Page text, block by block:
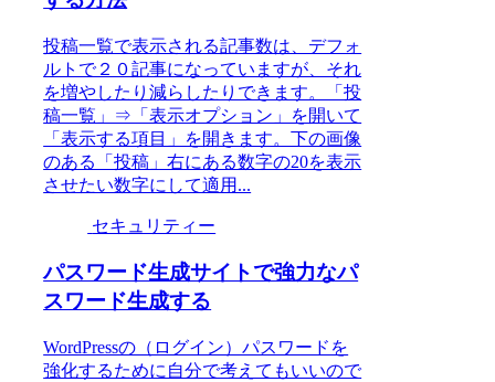
投稿一覧で表示される記事数は、デフォ
ルトで２０記事になっていますが、それ
を増やしたり減らしたりできます。「投
稿一覧」⇒「表示オプション」を開いて
「表示する項目」を開きます。下の画像
のある「投稿」右にある数字の20を表示
させたい数字にして適用...
セキュリティー
パスワード生成サイトで強力なパ
スワード生成する
WordPressの（ログイン）パスワードを
強化するために自分で考えてもいいので